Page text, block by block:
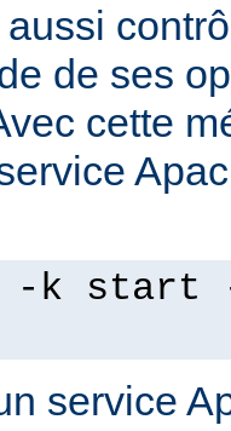
de ses
cette
-k start -
service